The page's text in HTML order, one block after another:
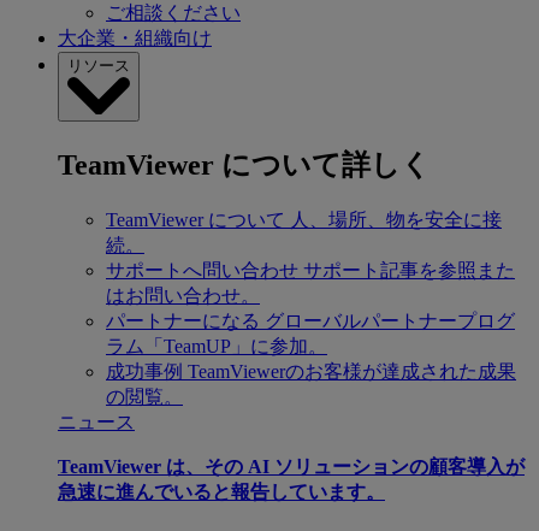
ご相談ください
大企業・組織向け
リソース
TeamViewer について詳しく
TeamViewer について 人、場所、物を安全に接
続。
サポートへ問い合わせ サポート記事を参照また
はお問い合わせ。
パートナーになる グローバルパートナープログ
ラム「TeamUP」に参加。
成功事例 TeamViewerのお客様が達成された成果
の閲覧。
ニュース
TeamViewer は、その AI ソリューションの顧客導入が
急速に進んでいると報告しています。